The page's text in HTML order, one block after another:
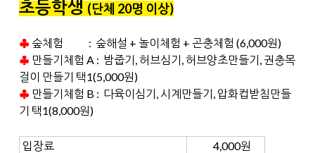
초등학생(단체 20명 이상)
♣ 숲체험 : 숲해설 + 놀이체험 + 곤충체험 (6,000원)
♣ 만들기체험 A : 밤줍기, 허브심기,허브양초만들기, 권충목
걸이 만들기 택1(5,000원)
♣ 만들기체험 B : 다육이심기, 시계만들기, 압화컵받침만들
기 택1(8,000원)
입장료
4,000원